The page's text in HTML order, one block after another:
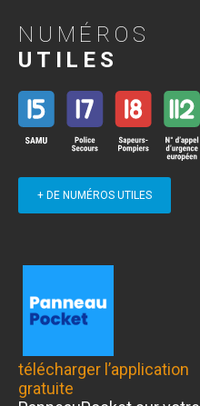
NUMÉROS
UTILES
+ DE NUMÉROS UTILES
télécharger l’application
gratuite